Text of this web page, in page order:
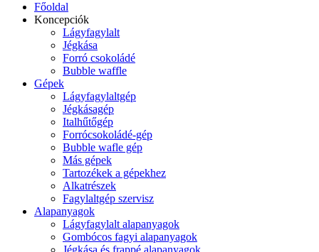
Főoldal
Koncepciók
Lágyfagylalt
Jégkása
Forró csokoládé
Bubble waffle
Gépek
Lágyfagylaltgép
Jégkásagép
Italhűtőgép
Forrócsokoládé-gép
Bubble wafle gép
Más gépek
Tartozékek a gépekhez
Alkatrészek
Fagylaltgép szervisz
Alapanyagok
Lágyfagylalt alapanyagok
Gombócos fagyi alapanyagok